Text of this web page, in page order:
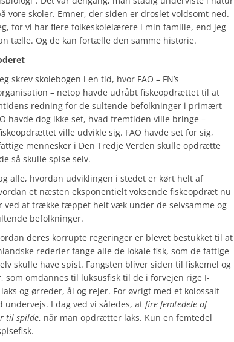
vore skoler. Emner, der siden er droslet voldsomt ned.
for vi har flere folkeskolelærere i min familie, end jeg
tælle. Og de kan fortælle den samme historie.
skrev skolebogen i en tid, hvor FAO – FN’s
– netop havde udråbt fiskeopdrættet til at
redning for de sultende befolkninger i primært
havde dog ikke set, hvad fremtiden ville bringe –
ville udvikle sig. FAO havde set for sig,
mennesker i Den Tredje Verden skulle opdrætte
så skulle spise selv.
alle, hvordan udviklingen i stedet er kørt helt af
et næsten eksponentielt voksende fiskeopdræt nu
ved at trække tæppet helt væk under de selvsamme og
befolkninger.
deres korrupte regeringer er blevet bestukket til at
rederier fange alle de lokale fisk, som de fattige
skulle have spist. Fangsten bliver siden til fiskemel og
som omdannes til luksusfisk til de i forvejen rige I-
og ørreder, ål og rejer. For øvrigt med et kolossalt
undervejs. I dag ved vi således, at fire femtedele af
til spilde, når man opdrætter laks. Kun en femtedel